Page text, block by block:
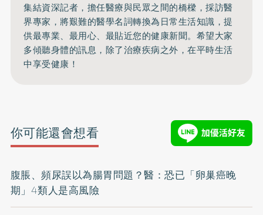
集結資深記者，擔任醫療與民眾之間的橋樑，採訪醫
界專家，將艱難的醫學名詞轉換為日常生活知識，提
供最專業、最用心、最貼近您的健康新聞。希望大家
多傾聽身體的訊息，除了治療疾病之外，在平時生活
中享受健康！
你可能還會想看
腹脹、頻尿誤以為腸胃問題？醫：恐已「卵巢癌晚
期」4類人是高風險